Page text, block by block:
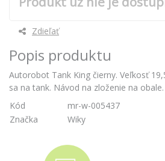
Zdieľať
Popis produktu
Autorobot Tank King čierny. Veľkosť
sa na tank. Návod na zloženie na
Kód
mr-w-005437
Značka
Wiky